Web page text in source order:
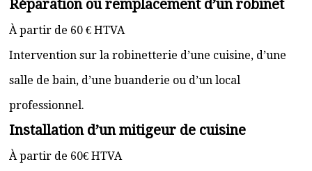
Réparation ou remplacement d’un robinet
À partir de 60 € HTVA
Intervention sur la robinetterie d’une cuisine, d’une
salle de bain, d’une buanderie ou d’un local
professionnel.
Installation d’un mitigeur de cuisine
À partir de 60€ HTVA